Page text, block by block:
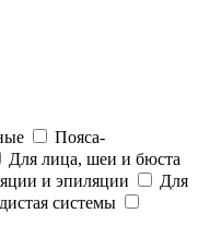
Пояса-
Для лица, шеи и бюста
и эпиляции
Для
системы